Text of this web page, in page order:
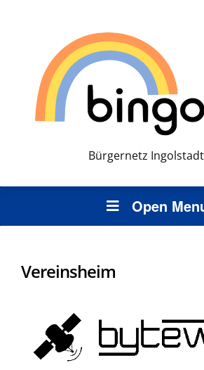
Bürgernetz Ingolstadt
Open
Vereinsheim